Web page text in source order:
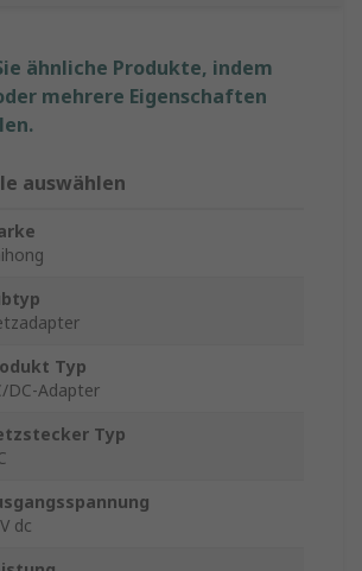
ähnliche Produkte, indem
mehrere Eigenschaften
auswählen
Typ
DC-Adapter
Typ
dc